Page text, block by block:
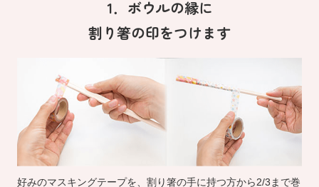
1．ボウルの縁に
割り箸の印をつけます
好みのマスキングテープを、割り箸の手に持つ方から2/3まで巻